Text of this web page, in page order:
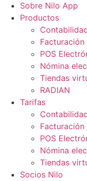
Sobre Nilo App
Productos
POS
Nómina
Tiendas
RADIAN
Tarifas
POS
Nómina
Tiendas
Socios Nilo